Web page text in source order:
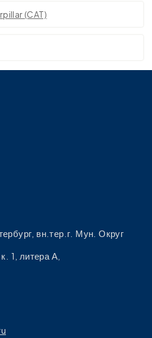
(CAT)
вн.тер.г. Мун. Округ
1, литера А,